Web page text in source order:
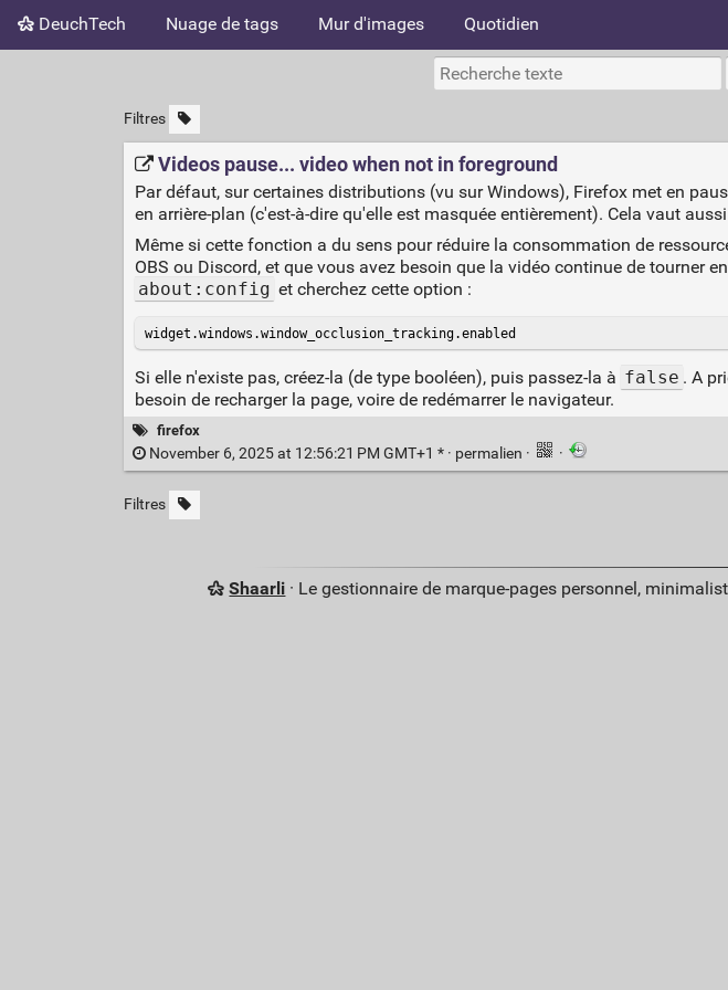
DeuchTech Nuage de tags Mur d'images Quotidien
Filtres
Videos pause... video when not in foreground
Par défaut, sur certaines distributions (vu sur Windows), Firefox met en
en arrière-plan (c'est-à-dire qu'elle est masquée entièrement). Cela vaut
Même si cette fonction a du sens pour réduire la consommation de
OBS ou Discord, et que vous avez besoin que la vidéo continue de tourner
about:config et cherchez cette option :
widget.windows.window_occlusion_tracking.enabled
Si elle n'existe pas, créez-la (de type booléen), puis passez-la à false . A
besoin de recharger la page, voire de redémarrer le navigateur.
firefox
November 6, 2025 at 12:56:21 PM GMT+1 * · permalien · ·
Filtres
Shaarli · Le gestionnaire de marque-pages personnel,